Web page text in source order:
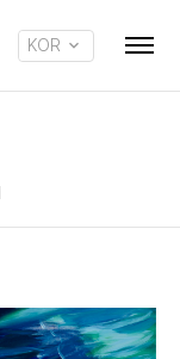
KOR